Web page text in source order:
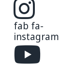
fab fa-
instagram